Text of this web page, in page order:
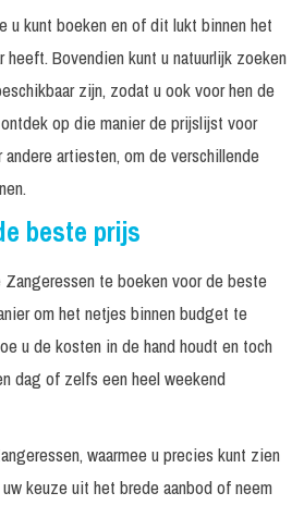
u kunt boeken en of dit lukt binnen het
Bovendien kunt u natuurlijk zoeken
zijn, zodat u ook voor hen de
op die manier de prijslijst voor
artiesten, om de verschillende
beste prijs
Zangeressen te boeken voor de beste
om het netjes binnen budget te
u de kosten in de hand houdt en toch
dag of zelfs een heel weekend
waarmee u precies kunt zien
keuze uit het brede aanbod of neem